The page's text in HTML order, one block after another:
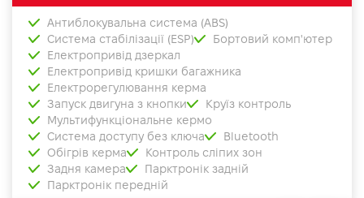
Антиблокувальна система (ABS)
Система стабілізації (ESP)
Бортовий комп'ютер
Електропривід дзеркал
Електропривід кришки багажника
Електрорегулювання керма
Запуск двигуна з кнопки
Круїз контроль
Мультифункціональне кермо
Система доступу без ключа
Bluetooth
Обігрів керма
Контроль сліпих зон
Задня камера
Парктронік задній
Парктронік передній